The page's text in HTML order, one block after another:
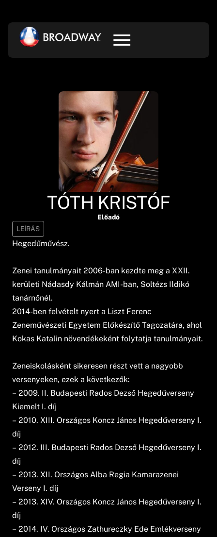
TÓTH KRISTÓF
Előadó
LEÍRÁS
Hegedűművész.
Zenei tanulmányait 2006-ban kezdte meg a XXII.
kerületi Nádasdy Kálmán AMI-ban, Soltézs Ildikó
tanárnőnél.
2014-ben felvételt nyert a Liszt Ferenc
Zeneművészeti Egyetem Előkészítő Tagozatára, ahol
Kokas Katalin növendékeként folytatja tanulmányait.
Zeneiskolásként sikeresen részt vett a nagyobb
versenyeken, ezek a következők:
– 2009. II. Budapesti Rados Dezső Hegedűverseny
Kiemelt I. díj
– 2010. XIII. Országos Koncz János Hegedűverseny I.
díj
– 2012. III. Budapesti Rados Dezső Hegedűverseny I.
díj
– 2013. XII. Országos Alba Regia Kamarazenei
Verseny I. díj
– 2013. XIV. Országos Koncz János Hegedűverseny I.
díj
– 2014. IV. Országos Zathureczky Ede Emlékverseny